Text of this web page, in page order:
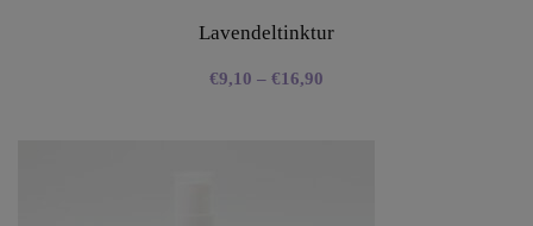
Lavendeltinktur
€9,10 – €16,90